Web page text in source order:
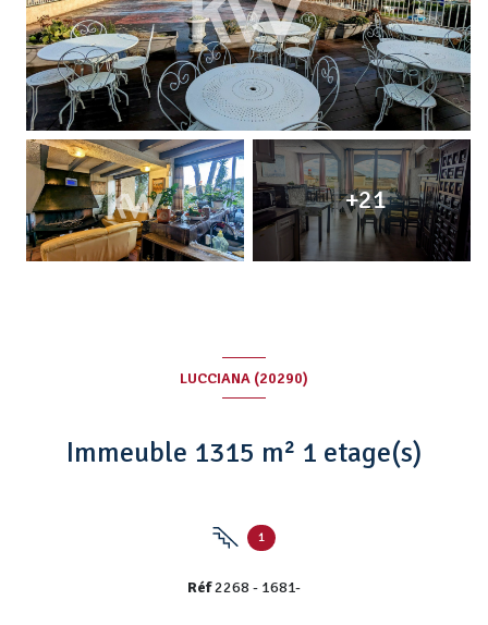
+21
LUCCIANA (20290)
Immeuble 1315 m² 1 etage(s)
1
Réf2268 - 1681-